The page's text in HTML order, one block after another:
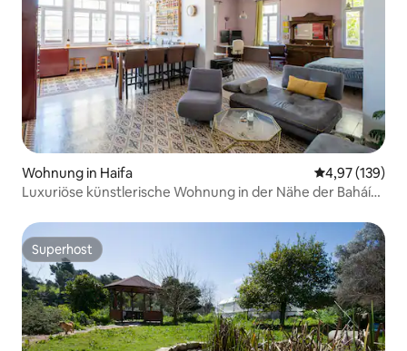
Wohnung in Haifa
4,97 (139)
Luxuriöse künstlerische Wohnung in der Nähe der Baháí-
Superhost
Superhost